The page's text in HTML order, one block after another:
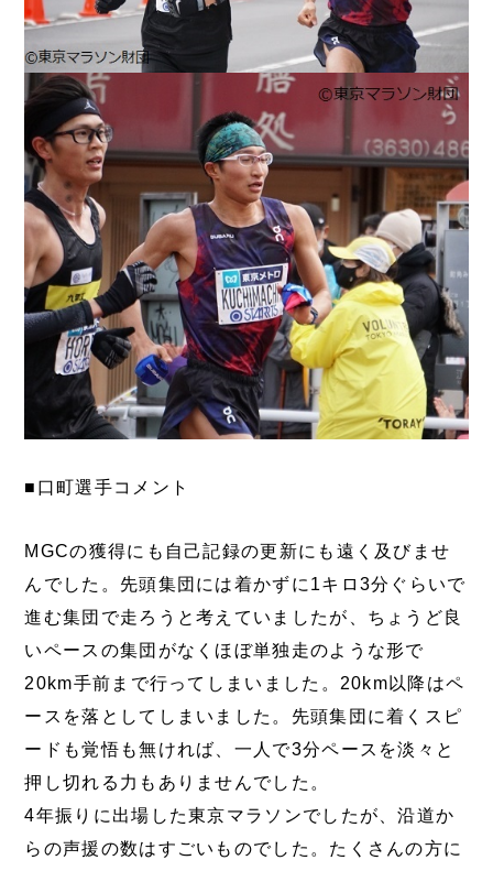
■口町選手コメント
MGCの獲得にも自己記録の更新にも遠く及びませ
んでした。先頭集団には着かずに1キロ3分ぐらいで
進む集団で走ろうと考えていましたが、ちょうど良
いペースの集団がなくほぼ単独走のような形で
20km手前まで行ってしまいました。20km以降はペ
ースを落としてしまいました。先頭集団に着くスピ
ードも覚悟も無ければ、一人で3分ペースを淡々と
押し切れる力もありませんでした。
4年振りに出場した東京マラソンでしたが、沿道か
らの声援の数はすごいものでした。たくさんの方に